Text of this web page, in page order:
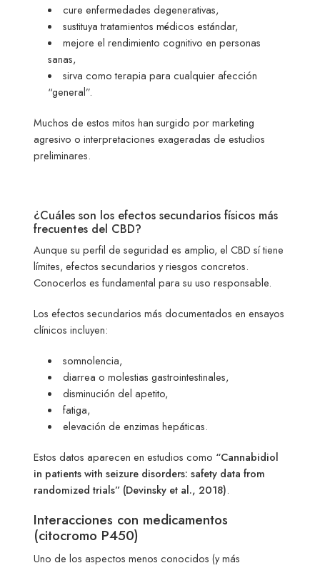
cure enfermedades degenerativas,
sustituya tratamientos médicos estándar,
mejore el rendimiento cognitivo en personas
sanas,
sirva como terapia para cualquier afección
“general”.
Muchos de estos mitos han surgido por marketing
agresivo o interpretaciones exageradas de estudios
preliminares.
¿Cuáles son los efectos secundarios físicos más
frecuentes del CBD?
Aunque su perfil de seguridad es amplio, el CBD sí tiene
límites, efectos secundarios y riesgos concretos.
Conocerlos es fundamental para su uso responsable.
Los efectos secundarios más documentados en ensayos
clínicos incluyen:
somnolencia,
diarrea o molestias gastrointestinales,
disminución del apetito,
fatiga,
elevación de enzimas hepáticas.
Estos datos aparecen en estudios como “Cannabidiol
in patients with seizure disorders: safety data from
randomized trials” (Devinsky et al., 2018).
Interacciones con medicamentos
(citocromo P450)
Uno de los aspectos menos conocidos (y más